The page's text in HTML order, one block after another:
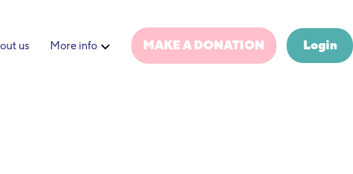
us More info MAKE A DONATION Login